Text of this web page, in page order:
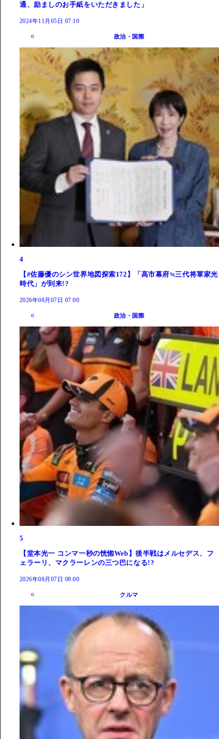
通、励ましのお手紙をいただきました」
2024年11月05日 07:10
政治・国際
4
【#佐藤優のシン世界地図探索172】「高市幕府≒三代将軍家光
時代」が到来!?
2026年08月07日 07:00
政治・国際
5
【堂本光一 コンマ一秒の恍惚Web】後半戦はメルセデス、フ
ェラーリ、マクラーレンの三つ巴になる!?
2026年08月07日 08:00
クルマ